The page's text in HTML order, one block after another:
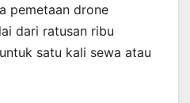
pemetaan drone
dari ratusan ribu
satu kali sewa atau